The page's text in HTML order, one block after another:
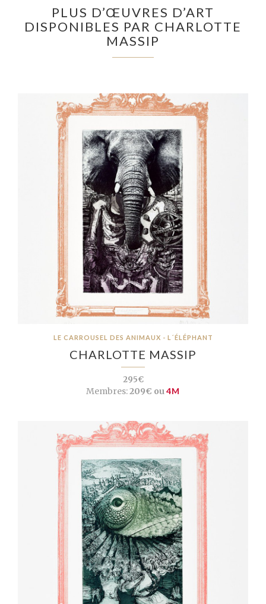
PLUS D’ŒUVRES D’ART
DISPONIBLES PAR CHARLOTTE
MASSIP
LE CARROUSEL DES ANIMAUX - L´ÉLÉPHANT
CHARLOTTE MASSIP
295€
Membres:209€ ou4M